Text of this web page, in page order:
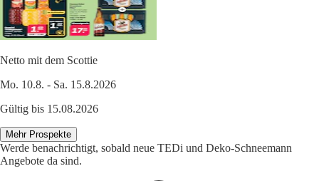
Netto mit dem Scottie
Mo. 10.8. - Sa. 15.8.2026
Gültig bis 15.08.2026
Mehr Prospekte
Werde benachrichtigt, sobald neue TEDi und Deko-Schneemann
Angebote da sind.